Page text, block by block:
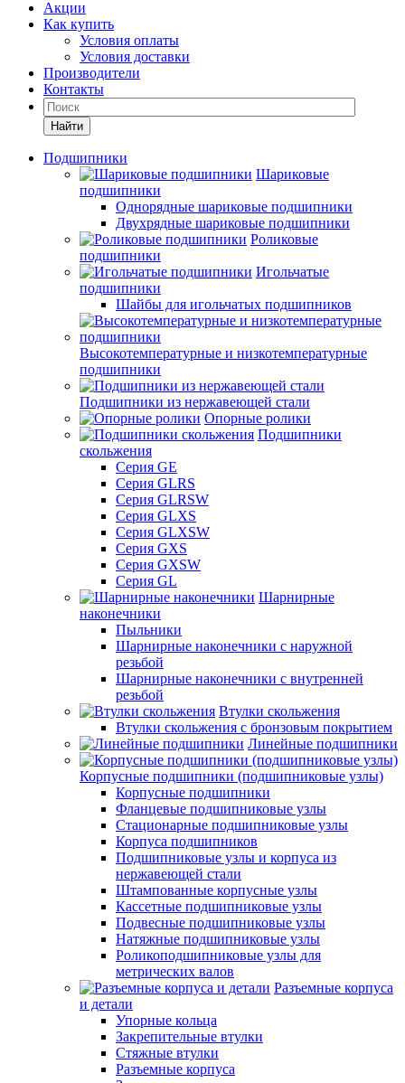
Акции
Как купить
Условия оплаты
Условия доставки
Производители
Контакты
Найти
Подшипники
Шариковые
подшипники
Однорядные шариковые подшипники
Двухрядные шариковые подшипники
Роликовые
подшипники
Игольчатые
подшипники
Шайбы для игольчатых подшипников
Высокотемпературные и низкотемпературные
подшипники
Подшипники из нержавеющей стали
Опорные ролики
Подшипники
скольжения
Серия GE
Серия GLRS
Серия GLRSW
Серия GLXS
Серия GLXSW
Серия GXS
Серия GXSW
Серия GL
Шарнирные
наконечники
Пыльники
Шарнирные наконечники с наружной
резьбой
Шарнирные наконечники с внутренней
резьбой
Втулки скольжения
Втулки скольжения с бронзовым покрытием
Линейные подшипники
Корпусные подшипники (подшипниковые узлы)
Корпусные подшипники
Фланцевые подшипниковые узлы
Стационарные подшипниковые узлы
Корпуса подшипников
Подшипниковые узлы и корпуса из
нержавеющей стали
Штампованные корпусные узлы
Кассетные подшипниковые узлы
Подвесные подшипниковые узлы
Натяжные подшипниковые узлы
Роликоподшипниковые узлы для
метрических валов
Разъемные корпуса
и детали
Упорные кольца
Закрепительные втулки
Стяжные втулки
Разъемные корпуса